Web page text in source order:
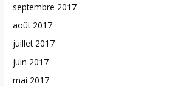
septembre 2017
août 2017
juillet 2017
juin 2017
mai 2017